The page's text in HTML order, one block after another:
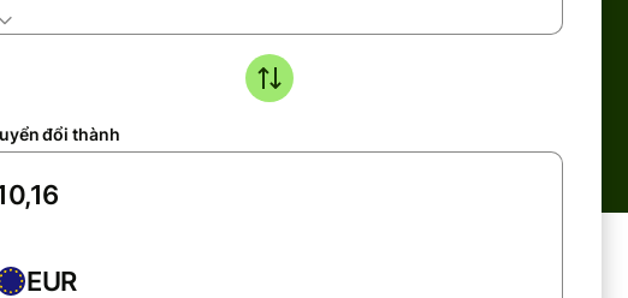
đổi thành
EUR